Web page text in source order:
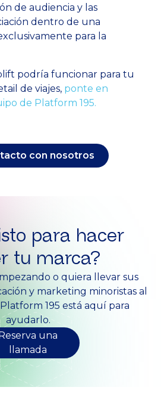
de audiencia y las
dentro de una
para la
podría funcionar para tu
de viajes, ponte en
de Platform 195.
con nosotros
para hacer
tu marca?
o quiera llevar sus
y marketing minoristas al
195 está aquí para
ayudarlo.
una
llamada